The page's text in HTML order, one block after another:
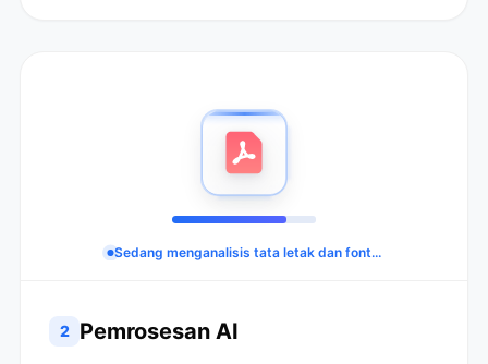
Sedang menganalisis tata letak dan font...
2 Pemrosesan AI